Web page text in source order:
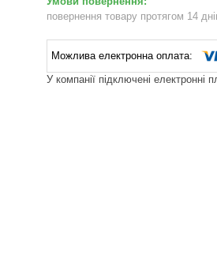
повернення товару протягом 14
У компанії підключені